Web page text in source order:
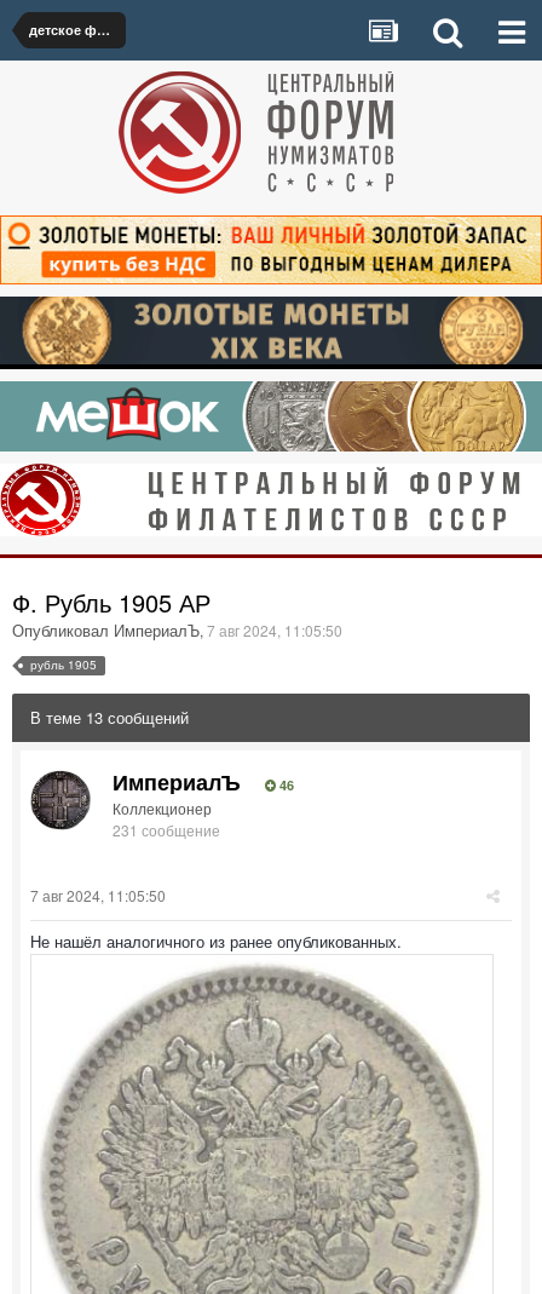
детское фуфло Империи кучками
Ф. Рубль 1905 АР
Опубликовал ИмпериалЪ, 7 авг 2024, 11:05:50
рубль 1905
В теме 13 сообщений
ИмпериалЪ 46
Коллекционер
231 сообщение
7 авг 2024, 11:05:50
Не нашёл аналогичного из ранее опубликованных.